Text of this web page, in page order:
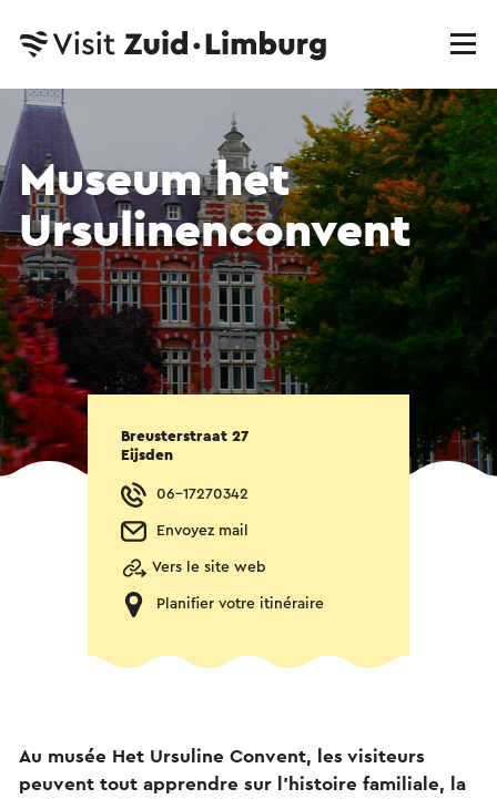
Museum het
Ursulinenconvent
Breusterstraat 27
Eijsden
06-17270342
Envoyez mail
Vers le site web
Planifier votre itinéraire
Au musée Het Ursuline Convent, les visiteurs
peuvent tout apprendre sur l'histoire familiale, la